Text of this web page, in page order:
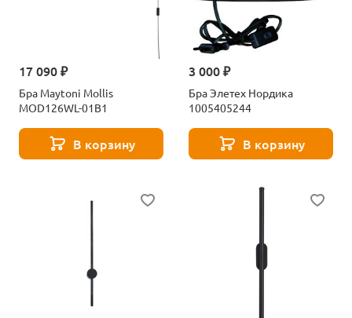
17 090 ₽
Бра Maytoni Mollis
MOD126WL-01B1
В корзину
3 000 ₽
Бра Элетех Нордика
1005405244
В корзину